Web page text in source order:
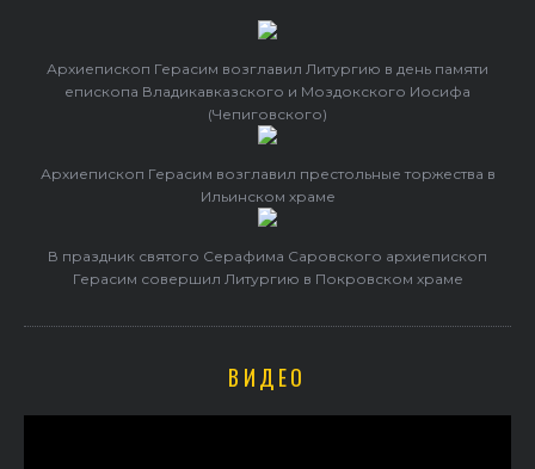
Архиепископ Герасим возглавил Литургию в день памяти
епископа Владикавказского и Моздокского Иосифа
(Чепиговского)
Архиепископ Герасим возглавил престольные торжества в
Ильинском храме
В праздник святого Серафима Саровского архиепископ
Герасим совершил Литургию в Покровском храме
ВИДЕО